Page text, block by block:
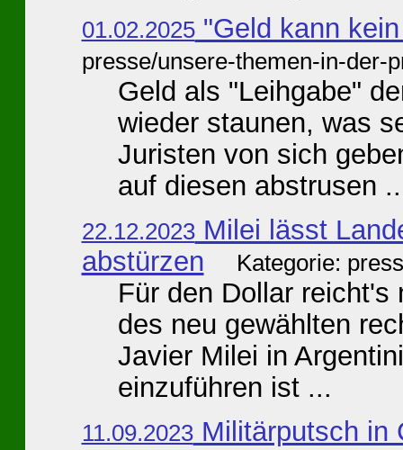
01.02.2025"Geld kann
presse/unsere-themen-in-der-
Geld als "Leihgabe"
wieder staunen, was
Juristen von sich
auf diesen abstrusen
22.12.2023Milei lässt
abstürzen
Kategorie:
Für den Dollar reicht's
des neu gewählten
Javier Milei in
einzuführen ist ...
11.09.2023Militärputsch in